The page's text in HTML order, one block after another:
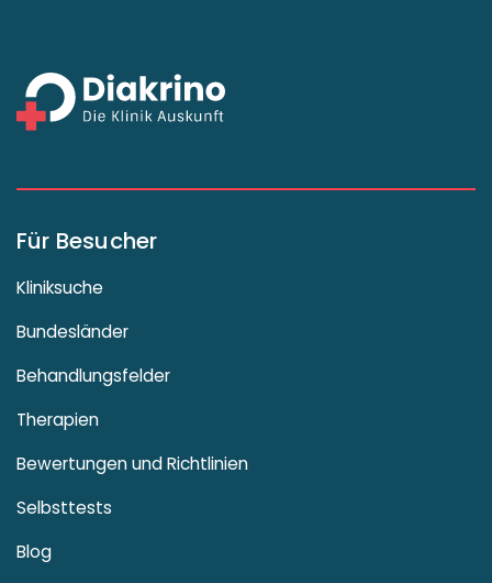
Für Besucher
Kliniksuche
Bundesländer
Behandlungsfelder
Therapien
Bewertungen und Richtlinien
Selbsttests
Blog